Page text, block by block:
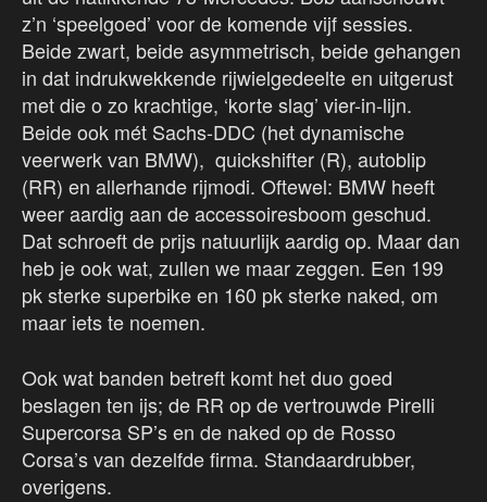
z’n ‘speelgoed’ voor de komende vijf sessies.
Beide zwart, beide asymmetrisch, beide gehangen
in dat indrukwekkende rijwielgedeelte en uitgerust
met die o zo krachtige, ‘korte slag’ vier-in-lijn.
Beide ook mét Sachs-DDC (het dynamische
veerwerk van BMW), quickshifter (R), autoblip
(RR) en allerhande rijmodi. Oftewel: BMW heeft
weer aardig aan de accessoiresboom geschud.
Dat schroeft de prijs natuurlijk aardig op. Maar dan
heb je ook wat, zullen we maar zeggen. Een 199
pk sterke superbike en 160 pk sterke naked, om
maar iets te noemen.
Ook wat banden betreft komt het duo goed
beslagen ten ijs; de RR op de vertrouwde Pirelli
Supercorsa SP’s en de naked op de Rosso
Corsa’s van dezelfde firma. Standaardrubber,
overigens.